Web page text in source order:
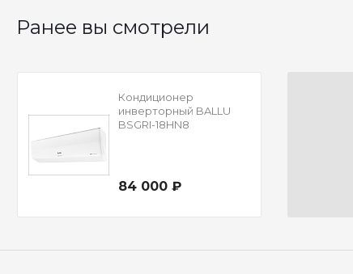
Ранее вы смотрели
Кондиционер
инверторный BALLU
BSGRI-18HN8
84 000 ₽